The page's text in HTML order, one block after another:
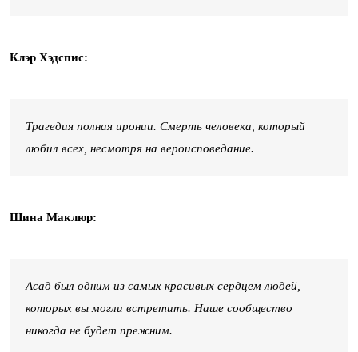
Клэр Хэдспис:
Трагедия полная иронии. Смерть человека, который
любил всех, несмотря на вероисповедание.
Шина Маклюр:
Асад был одним из самых красивых сердцем людей,
которых вы могли встретить. Наше сообщество
никогда не будет прежним.